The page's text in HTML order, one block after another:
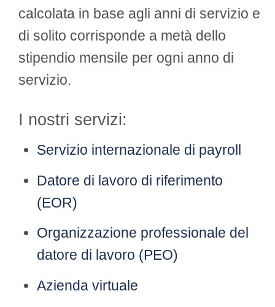
calcolata in base agli anni di servizio e
di solito corrisponde a metà dello
stipendio mensile per ogni anno di
servizio.
I nostri servizi:
Servizio internazionale di payroll
Datore di lavoro di riferimento
(EOR)
Organizzazione professionale del
datore di lavoro (PEO)
Azienda virtuale